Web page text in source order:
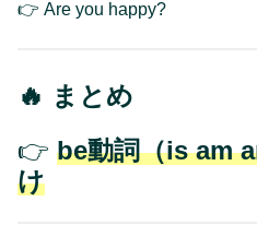
👉 Are you happy?
🔥 まとめ
👉 be動詞（is am
け